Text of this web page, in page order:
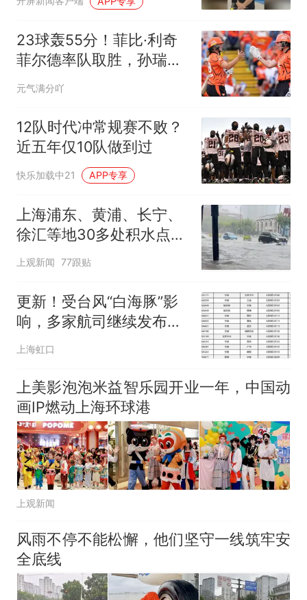
运会展示沉稳枪法#云南
省第十七届运动会 #媒体
原创 #夺冠
23球轰55分！菲比·利奇
菲尔德率队取胜，孙瑞瑟
斯利兹保留晋级希望
元气满分吖
12队时代冲常规赛不败？
近五年仅10队做到过
快乐加载中21 APP专享
上海浦东、黄浦、长宁、
徐汇等地30多处积水点正
在抢排
上观新闻 77跟贴
更新！受台风“白海豚”影
响，多家航司继续发布航
班取消情况
上海虹口
上美影泡泡米益智乐园开业一年，中国动
画IP燃动上海环球港
上观新闻
风雨不停不能松懈，他们坚守一线筑牢安
全底线